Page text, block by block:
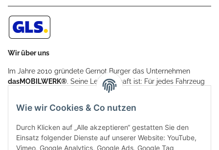
Wir über uns
Im Jahre 2010 gründete Gernot Burger das Unternehmen
dasMOBILWERK®. Seine Leidenschaft ist: Für jedes Fahrzeug
ein Car Cover anzubieten - passgenau und individuell.
Aufgrund der vielen positiven Kundenrückmeldungen kamen
weitere Produkte, wie Reifenschuhe, Hardtopständer hinzu.
Seine Reifenschoner werden in Deutschland produziert und
sind mit hochwertigen Techniken und Materialien gefertigt.
Wie wir Cookies & Co nutzen
Durch Klicken auf „Alle akzeptieren“ gestatten Sie den
Einsatz folgender Dienste auf unserer Website: YouTube,
Vimeo, Google Analytics, Google Ads, Google Tag